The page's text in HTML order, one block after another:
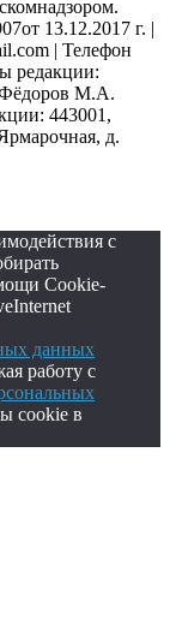
13.12.2017 г. |
| Телефон
редакции:
Фёдоров М.А.
443001,
д.
с
Cookie-
данных
работу с
cookie в